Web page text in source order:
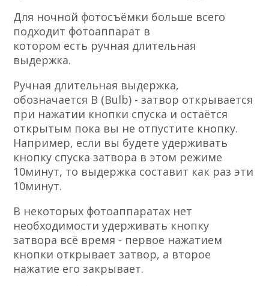
Для ночной фотосъёмки больше всего
подходит фотоаппарат в
котором есть ручная длительная
выдержка.
Ручная длительная выдержка,
обозначается B (Bulb) - затвор открывается
при нажатии кнопки спуска и остаётся
открытым пока вы не отпустите кнопку.
Например, если вы будете удерживать
кнопку спуска затвора в этом режиме
10минут, то выдержка составит как раз эти
10минут.
В некоторых фотоаппаратах нет
необходимости удерживать кнопку
затвора всё время - первое нажатием
кнопки открывает затвор, а второе
нажатие его закрывает.